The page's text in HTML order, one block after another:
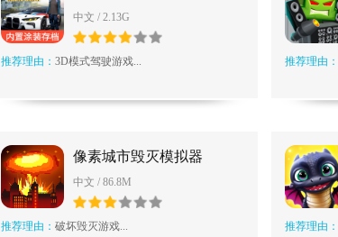
档版
中文 / 2.13G
推荐理由： 3D模式驾驶游戏... 推荐理由：
像素城市毁灭模拟器
中文 / 86.8M
推荐理由： 破坏毁灭游戏... 推荐理由：